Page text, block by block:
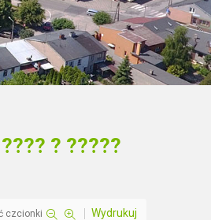
? ?????
czcionki Wydrukuj